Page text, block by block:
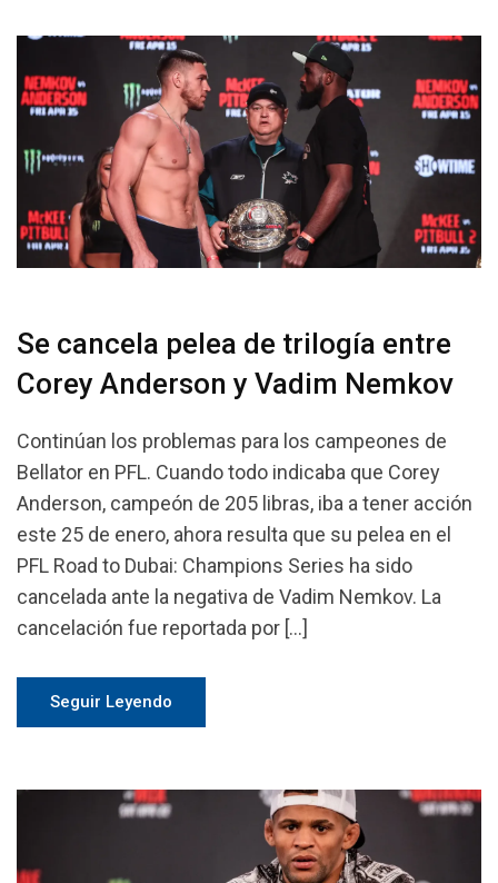
Se cancela pelea de trilogía entre
Corey Anderson y Vadim Nemkov
Continúan los problemas para los campeones de
Bellator en PFL. Cuando todo indicaba que Corey
Anderson, campeón de 205 libras, iba a tener acción
este 25 de enero, ahora resulta que su pelea en el
PFL Road to Dubai: Champions Series ha sido
cancelada ante la negativa de Vadim Nemkov. La
cancelación fue reportada por […]
Seguir Leyendo